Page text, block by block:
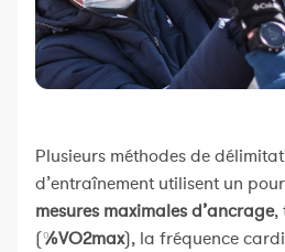
Plusieurs méthodes de
d’entraînement utilisent un
mesures maximales d’ancrage,
(%VO2max), la fréquence